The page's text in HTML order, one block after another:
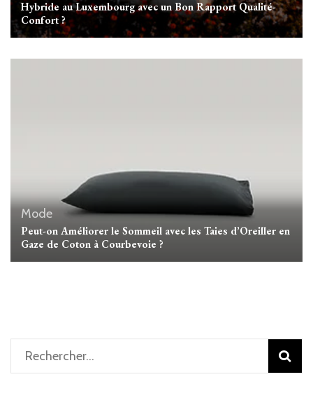
Hybride au Luxembourg avec un Bon Rapport Qualité-
Confort ?
Mode
Peut-on Améliorer le Sommeil avec les Taies d’Oreiller en
Gaze de Coton à Courbevoie ?
Rechercher :